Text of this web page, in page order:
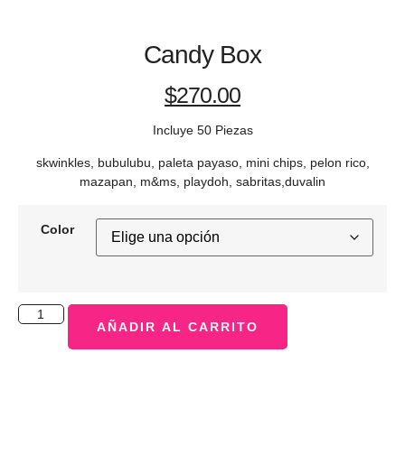
Candy Box
$270.00
Incluye 50 Piezas
skwinkles, bubulubu, paleta payaso, mini chips, pelon rico,
mazapan, m&ms, playdoh, sabritas,duvalin
Color
AÑADIR AL CARRITO